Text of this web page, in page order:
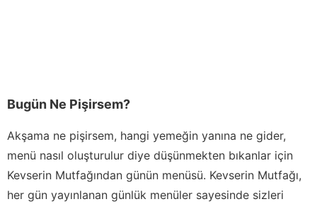
Bugün Ne Pişirsem?
Akşama ne pişirsem, hangi yemeğin yanına ne gider,
menü nasıl oluşturulur diye düşünmekten bıkanlar için
Kevserin Mutfağından günün menüsü. Kevserin Mutfağı,
her gün yayınlanan günlük menüler sayesinde sizleri